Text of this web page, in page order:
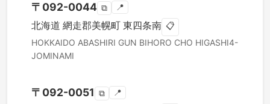
〒 092-0044 ⧉ 📍
北海道 網走郡美幌町 東四条南 📋
HOKKAIDO ABASHIRI GUN BIHORO CHO HIGASHI4-
JOMINAMI
〒 092-0051 ⧉ 📍